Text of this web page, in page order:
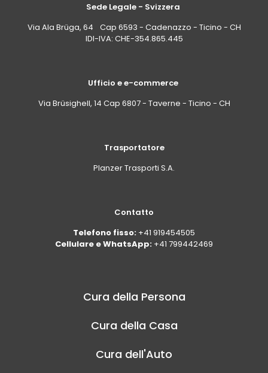
Sede Legale - Svizzera
Via Ala Brüga, 64 Cap 6593 - Cadenazzo - Ticino - CH
IDI-IVA: CHE-354.865.445
Ufficio e e-commerce
Via Brüsighell, 14 Cap 6807 - Taverne - Ticino - CH
Trasportatore
Planzer Trasporti S.A.
Contatto
Telefono fisso: +41 919454505
Cellulare e WhatsApp: +41 799442469
Cura della Persona
Cura della Casa
Cura dell'Auto